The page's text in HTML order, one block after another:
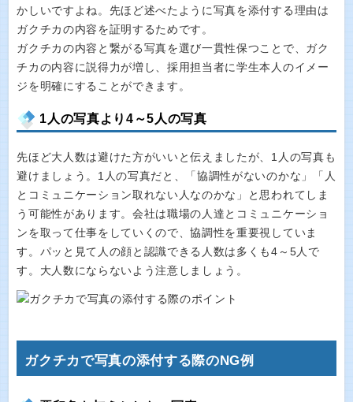
かしいですよね。先ほど述べたように写真を添付する理由は
ガクチカの内容を証明するためです。
ガクチカの内容と繋がる写真を選び一貫性保つことで、ガク
チカの内容に説得力が増し、採用担当者に学生本人のイメー
ジを明確にすることができます。
1人の写真より4～5人の写真
先ほど大人数は避けた方がいいと伝えましたが、1人の写真も
避けましょう。1人の写真だと、「協調性がないのかな」「人
とコミュニケーション取れない人なのかな」と思われてしま
う可能性があります。会社は職場の人達とコミュニケーショ
ンを取って仕事をしていくので、協調性を重要視していま
す。パッと見て人の顔と認識できる人数は多くも4～5人で
す。大人数にならないよう注意しましょう。
ガクチカで写真の添付する際のNG例